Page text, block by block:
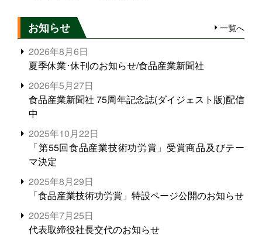
お知らせ 一覧へ
2026年8月6日
夏季休業･休刊のお知らせ/食品産業新聞社
2026年5月27日
食品産業新聞社 75周年記念誌(ダイジェスト版)配信
中
2025年10月22日
「第55回食品産業技術功労賞」受賞商品及びテー
マ決定
2025年8月29日
「食品産業技術功労賞」特設ページ公開のお知らせ
2025年7月25日
代表取締役社長交代のお知らせ